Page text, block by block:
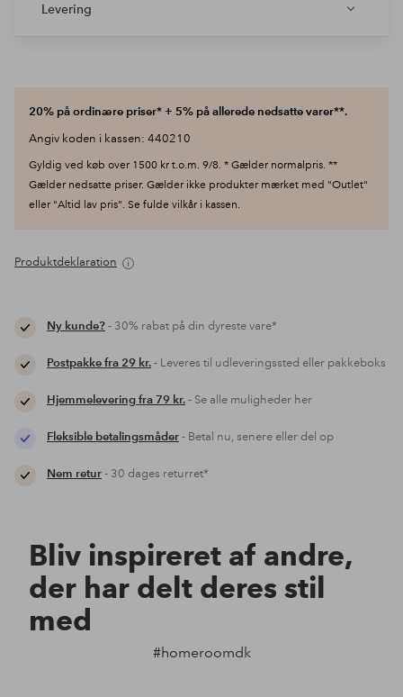
Levering
20% på ordinære priser* + 5% på allerede nedsatte varer**.
Angiv koden i kassen: 440210
Gyldig ved køb over 1500 kr t.o.m. 9/8. * Gælder normalpris. **
Gælder nedsatte priser. Gælder ikke produkter mærket med "Outlet"
eller "Altid lav pris". Se fulde vilkår i kassen.
Produktdeklaration
Ny kunde?- 30% rabat på din dyreste vare*
Postpakke fra 29 kr.- Leveres til udleveringssted eller pakkeboks
Hjemmelevering fra 79 kr.- Se alle muligheder her
Fleksible betalingsmåder- Betal nu, senere eller del op
Nem retur- 30 dages returret*
Bliv inspireret af andre,
der har delt deres stil
med
#homeroomdk